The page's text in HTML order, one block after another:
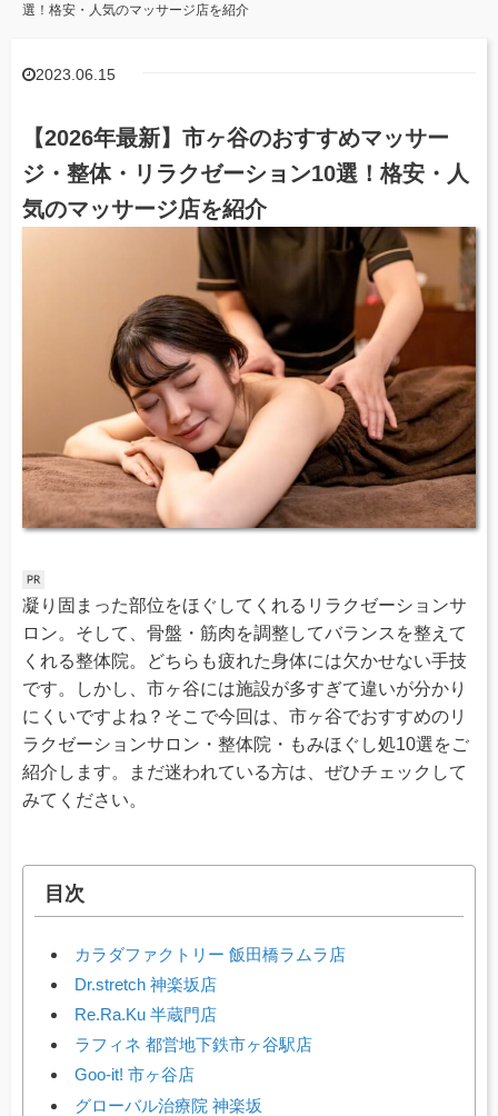
選！格安・人気のマッサージ店を紹介
2023.06.15
【2026年最新】市ヶ谷のおすすめマッサー
ジ・整体・リラクゼーション10選！格安・人
気のマッサージ店を紹介
凝り固まった部位をほぐしてくれるリラクゼーションサ
ロン。そして、骨盤・筋肉を調整してバランスを整えて
くれる整体院。どちらも疲れた身体には欠かせない手技
です。しかし、市ヶ谷には施設が多すぎて違いが分かり
にくいですよね？そこで今回は、市ヶ谷でおすすめのリ
ラクゼーションサロン・整体院・もみほぐし処10選をご
紹介します。まだ迷われている方は、ぜひチェックして
みてください。
目次
カラダファクトリー 飯田橋ラムラ店
Dr.stretch 神楽坂店
Re.Ra.Ku 半蔵門店
ラフィネ 都営地下鉄市ヶ谷駅店
Goo-it! 市ヶ谷店
グローバル治療院 神楽坂